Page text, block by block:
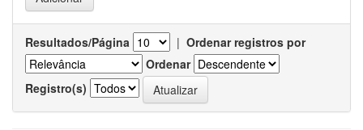
Resultados/Página | Ordenar registros por
Ordenar
Registro(s)